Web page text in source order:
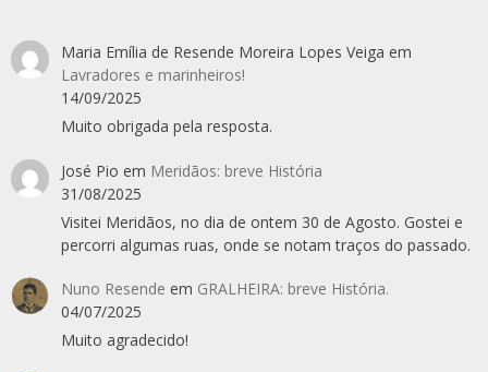
Maria Emília de Resende Moreira Lopes Veiga em
Lavradores e marinheiros!
14/09/2025
Muito obrigada pela resposta.
José Pio em Meridãos: breve História
31/08/2025
Visitei Meridãos, no dia de ontem 30 de Agosto. Gostei e
percorri algumas ruas, onde se notam traços do passado.
Nuno Resende em GRALHEIRA: breve História.
04/07/2025
Muito agradecido!